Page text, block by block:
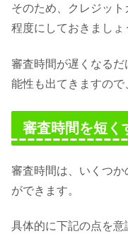
そのため、クレジット
程度にしておきましょ
審査時間が遅くなる
能性も出てきますので
審査時間を短く
審査時間は、いくつ
ができます。
具体的に下記の点を意